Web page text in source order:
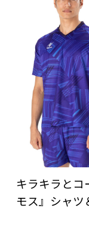
キラキラと
モス』シャツ